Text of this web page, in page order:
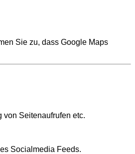
Sie zu, dass Google Maps
von Seitenaufrufen etc.
Socialmedia Feeds.